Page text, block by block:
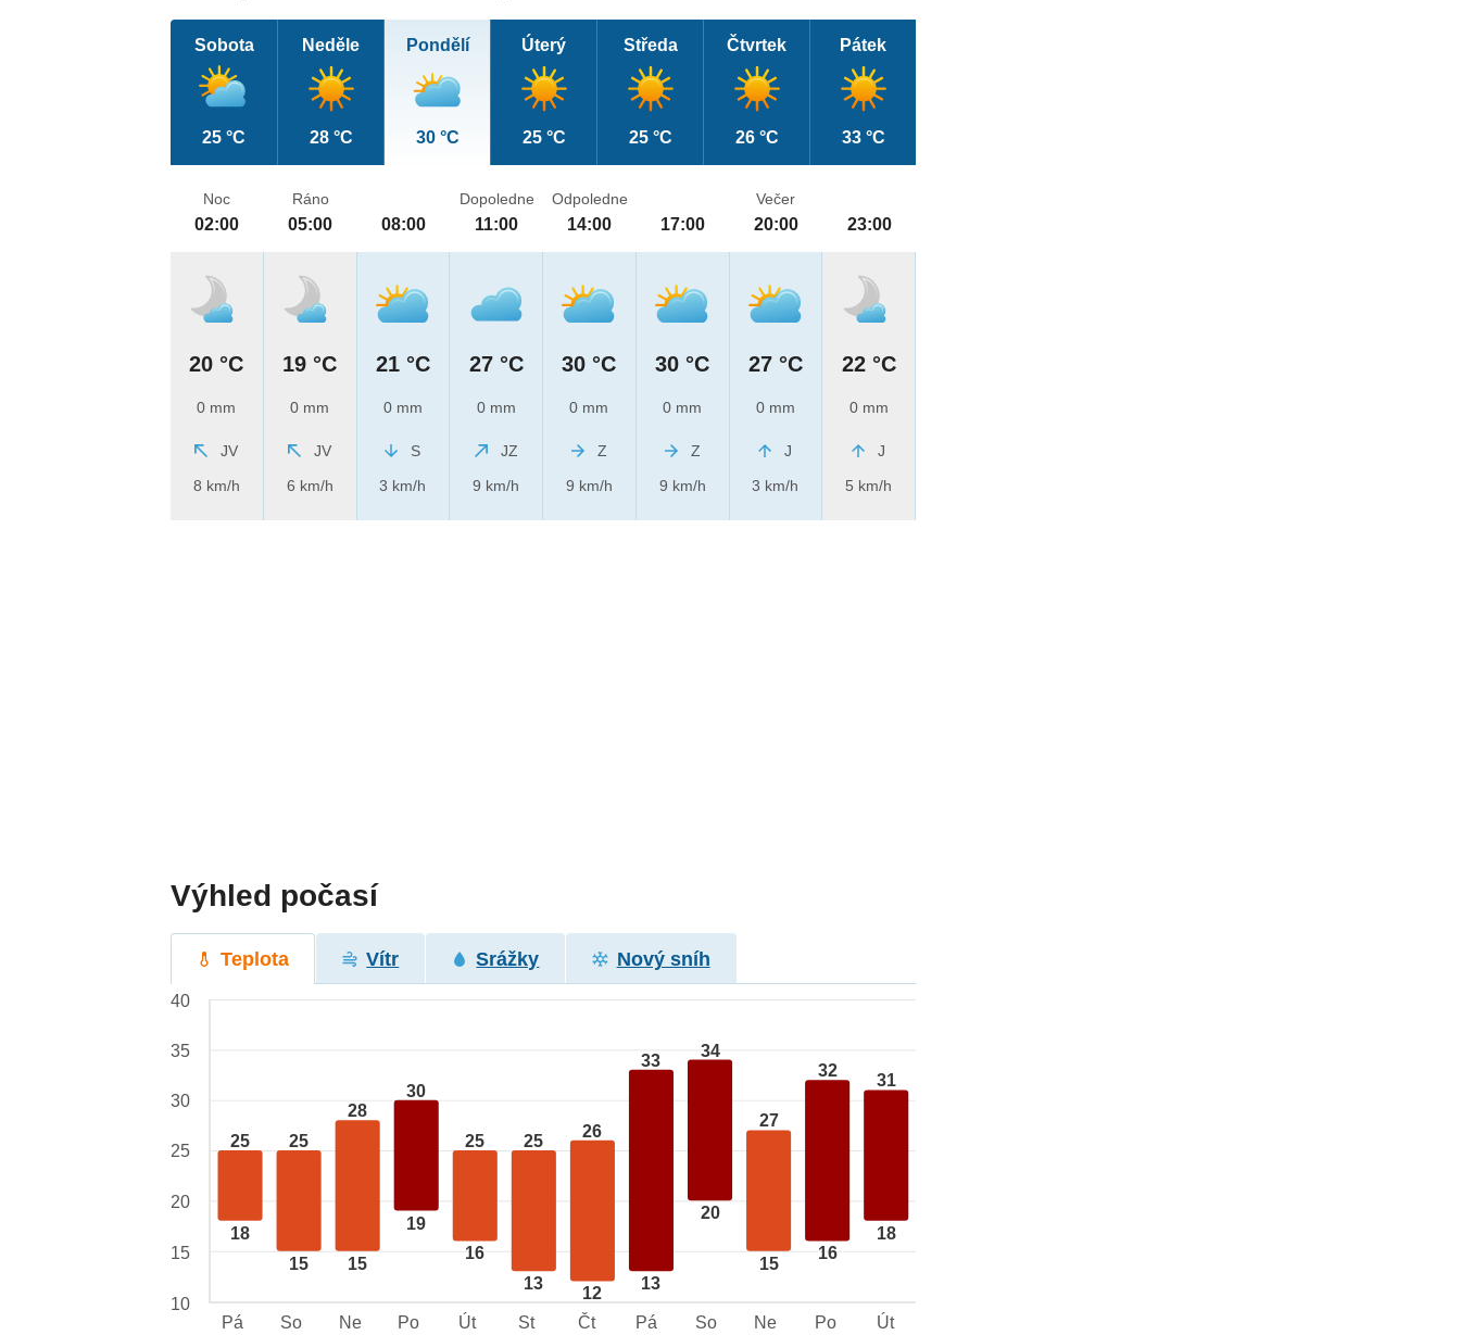
Sobota
25 °C
Neděle
28 °C
Pondělí
30 °C
Úterý
25 °C
Středa
25 °C
Čtvrtek
26 °C
Pátek
33 °C
Noc
02:00
20 °C
0 mm
JV
8 km/h
Ráno
05:00
19 °C
0 mm
JV
6 km/h
08:00
21 °C
0 mm
S
3 km/h
Dopoledne
11:00
27 °C
0 mm
JZ
9 km/h
Odpoledne
14:00
30 °C
0 mm
Z
9 km/h
17:00
30 °C
0 mm
Z
9 km/h
Večer
20:00
27 °C
0 mm
J
3 km/h
23:00
22 °C
0 mm
J
5 km/h
Výhled počasí
Teplota Vítr Srážky Nový sníh
25
18
25
15
28
15
30
19
25
16
25
13
26
12
33
13
34
20
27
15
32
16
31
18
40
35
30
25
20
15
10
Pá
So Ne Po Út St Čt Pá So Ne Po Út